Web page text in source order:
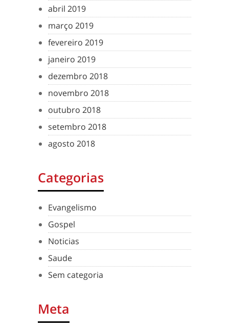
abril 2019
março 2019
fevereiro 2019
janeiro 2019
dezembro 2018
novembro 2018
outubro 2018
setembro 2018
agosto 2018
Categorias
Evangelismo
Gospel
Noticias
Saude
Sem categoria
Meta